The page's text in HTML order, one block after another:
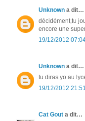
Unknown a dit…
décidément,tu
encore une
19/12/2012
Unknown a dit…
tu diras yo au
19/12/2012 21:51
Cat Gout a dit…